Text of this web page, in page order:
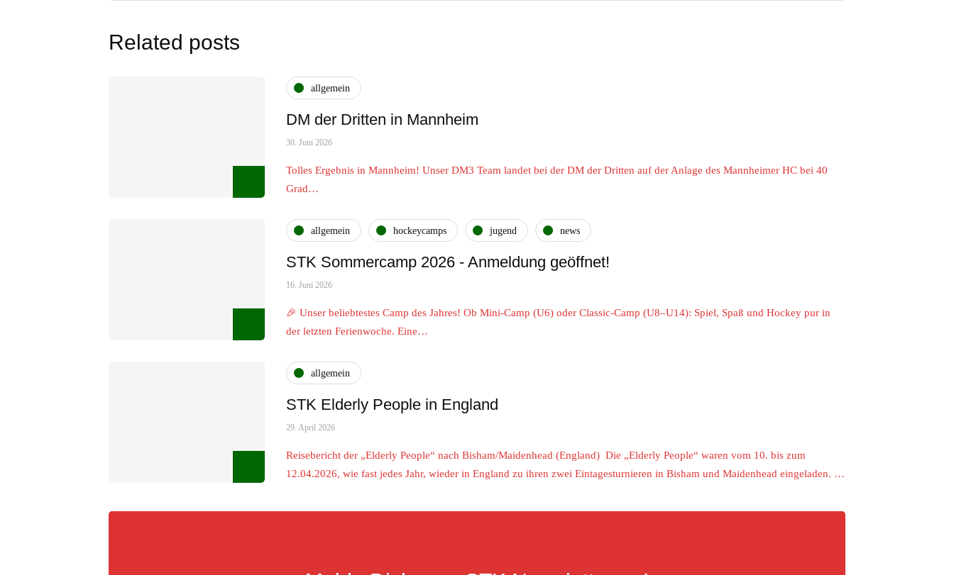
Related posts
allgemein
DM der Dritten in Mannheim
30. Juni 2026
Tolles Ergebnis in Mannheim! Unser DM3 Team landet bei der DM der Dritten auf der Anlage des Mannheimer HC bei 40
Grad…
allgemein hockeycamps jugend news
STK Sommercamp 2026 - Anmeldung geöffnet!
16. Juni 2026
🎉 Unser beliebtestes Camp des Jahres! Ob Mini-Camp (U6) oder Classic-Camp (U8–U14): Spiel, Spaß und Hockey pur in
der letzten Ferienwoche. Eine…
allgemein
STK Elderly People in England
29. April 2026
Reisebericht der „Elderly People“ nach Bisham/Maidenhead (England) Die „Elderly People“ waren vom 10. bis zum
12.04.2026, wie fast jedes Jahr, wieder in England zu ihren zwei Eintagesturnieren in Bisham und Maidenhead eingeladen. …